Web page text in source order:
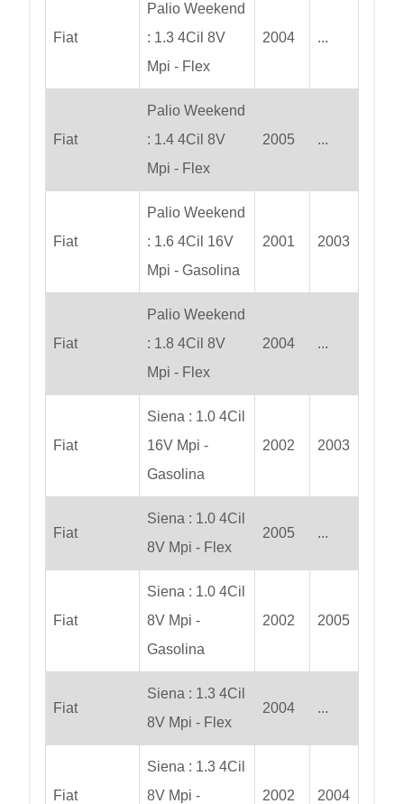
Fiat
Palio Weekend
: 1.3 4Cil 8V
Mpi - Flex
2004 ...
Fiat
Palio Weekend
: 1.4 4Cil 8V
Mpi - Flex
2005 ...
Fiat
Palio Weekend
: 1.6 4Cil 16V
Mpi - Gasolina
2001 2003
Fiat
Palio Weekend
: 1.8 4Cil 8V
Mpi - Flex
2004 ...
Fiat
Siena : 1.0 4Cil
16V Mpi -
Gasolina
2002 2003
Fiat
Siena : 1.0 4Cil
8V Mpi - Flex
2005 ...
Fiat
Siena : 1.0 4Cil
8V Mpi -
Gasolina
2002 2005
Fiat
Siena : 1.3 4Cil
8V Mpi - Flex
2004 ...
Fiat
Siena : 1.3 4Cil
8V Mpi -
2002 2004